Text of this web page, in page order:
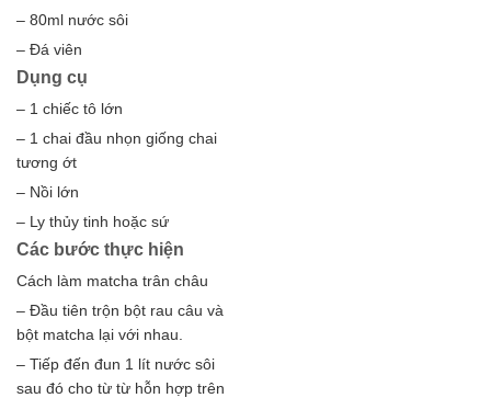
– 80ml nước sôi
– Đá viên
Dụng cụ
– 1 chiếc tô lớn
– 1 chai đầu nhọn giống chai
tương ớt
– Nồi lớn
– Ly thủy tinh hoặc sứ
Các bước thực hiện
Cách làm matcha trân châu
– Đầu tiên trộn bột rau câu và
bột matcha lại với nhau.
– Tiếp đến đun 1 lít nước sôi
sau đó cho từ từ hỗn hợp trên